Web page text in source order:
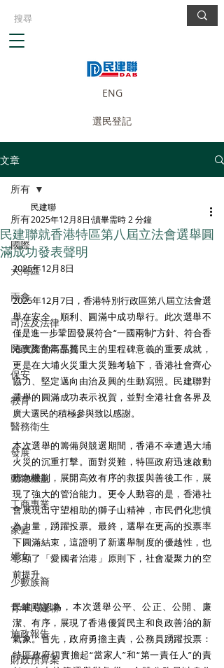
ENG
選民登記
文章
所有
國際
大灣區
兩會
司法及法律
民政及青年事務
保安
教育
醫務衛生
發展
動物權益
工商專業
家庭
婦女
少數族裔
青年民建聯
施政報告
財政預算案
所有
民建聯就香港特區第八屆立法會選舉圓
滿成功發表聲明
民建聯
2025年12月8日 讀畢需時 2 分鐘
2025年12月8日
2025年12月7日，香港特別行政區第八屆立法會選
舉在安全、順利、圓滿中成功舉行。此次選舉不
僅是進一步鞏固發展符合“一國兩制”方針、符合香
港實際的高品質民主的里程碑意義的重要成就，
更是在大埔火災重大災難考驗下，香港社會齊心
協力、堅定邁向由治及興的生動寫照。民建聯對
選舉的圓滿成功表示祝賀，並對全港社會各界及
廣大選民的積極參與致以感謝。
本次選舉的籌備與競選期間，香港不幸遭遇大埔
火災的沉重打擊。面對災難，特區政府迅速啟動
應急機制，展開高效有序的救援與善後工作，展
現了強大的管治能力。更令人動容的是，香港社
會展現出守望相助的獅子山精神，市民們化悲憤
為力量，踴躍投票。最終，選舉在更高的投票率
下圓滿結束，這證明了新選舉制度的優越性，也
彰顯了「愛國者治港」原則下，社會凝聚力的空
前提升。
民建聯認為，本次選舉公平、公正、公開、廉
潔、有序，展現了香港優質民主和良政善治的新
氣象。首先，政府勇擔主責，公務員踴躍投票：
特區政府切實擔起“當家人”和“第一責任人”的責